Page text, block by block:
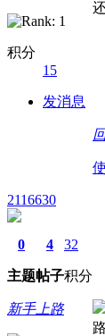
积分
15
发消息
2116630
0
主题
4
帖子
32
积分
新手上路